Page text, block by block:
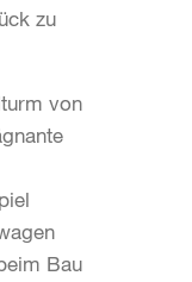
zu
von
Bau